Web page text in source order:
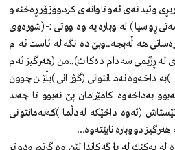
وئیدانه‌ی ئه‌و تاوانه‌ی كردووزۆر ڕه‌خنه‌و
ڕوسیا ) له وباره يه وه ووتی :-(شوره‌وی
هه‌ڵه‌بجه‌..وبێ‌ ده‌نگه‌ له‌ئاست ئه‌م
له‌ ڕژێمی سه‌دام ده‌كات)..من (هه‌رگیز ئه‌م
نه‌مانتوانی (گۆرانی )بڵێن چوون
به‌داخه‌وه‌ كامێرامان پێ‌ نه‌بوو تا چه‌ند
(ئه‌وه‌ داخێكه‌ له‌دڵما )كه‌نه‌مانتوانی
دووباره‌ نابێته‌وه‌…
یه‌كێك له‌ بازگه‌كاندا لێن وه‌رگرتم ودواتر